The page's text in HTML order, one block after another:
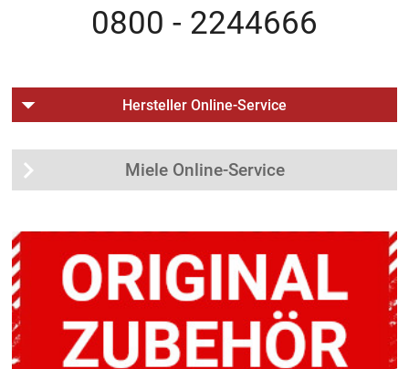
0800 - 2244666
Hersteller Online-Service
Miele Online-Service